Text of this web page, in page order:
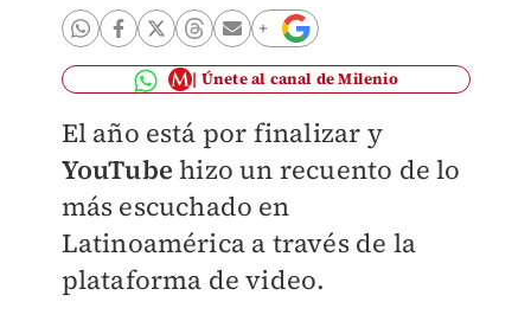
Únete al canal de Milenio
El año está por finalizar y
YouTubehizo un recuento de lo
más escuchado en
Latinoamérica a través de la
plataforma de video.